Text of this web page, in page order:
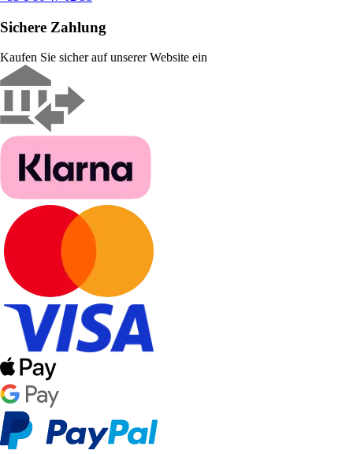
Sichere Zahlung
Kaufen Sie sicher auf unserer Website ein